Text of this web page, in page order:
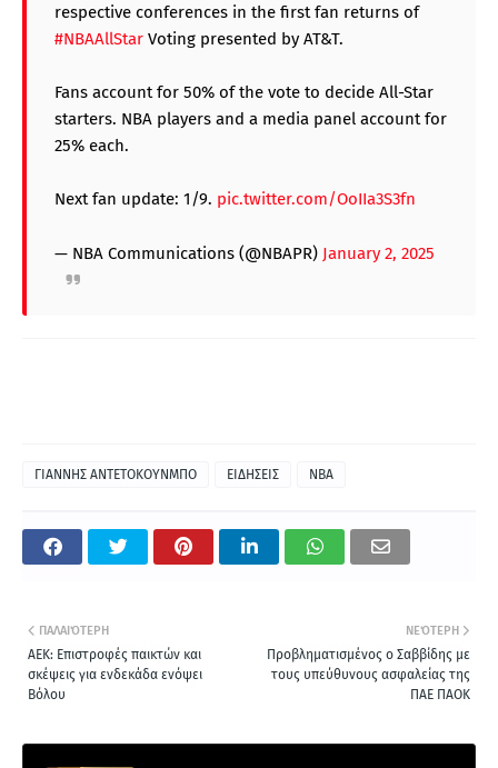
respective conferences in the first fan returns of
#NBAAllStar Voting presented by AT&T.
Fans account for 50% of the vote to decide All-Star
starters. NBA players and a media panel account for
25% each.
Next fan update: 1/9. pic.twitter.com/OoIIa3S3fn
— NBA Communications (@NBAPR) January 2, 2025
ΓΙΑΝΝΗΣ ΑΝΤΕΤΟΚΟΥΝΜΠΟ ΕΙΔΗΣΕΙΣ NBA
ΝΕΌΤΕΡΗ
Προβληματισμένος ο Σαββίδης με
τους υπεύθυνους ασφαλείας της
ΠΑΕ ΠΑΟΚ
ΠΑΛΑΙΌΤΕΡΗ
ΑΕΚ: Επιστροφές παικτών και
σκέψεις για ενδεκάδα ενόψει
Βόλου